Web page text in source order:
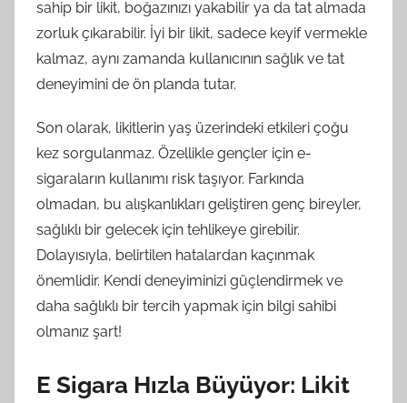
sahip bir likit, boğazınızı yakabilir ya da tat almada
zorluk çıkarabilir. İyi bir likit, sadece keyif vermekle
kalmaz, aynı zamanda kullanıcının sağlık ve tat
deneyimini de ön planda tutar.
Son olarak, likitlerin yaş üzerindeki etkileri çoğu
kez sorgulanmaz. Özellikle gençler için e-
sigaraların kullanımı risk taşıyor. Farkında
olmadan, bu alışkanlıkları geliştiren genç bireyler,
sağlıklı bir gelecek için tehlikeye girebilir.
Dolayısıyla, belirtilen hatalardan kaçınmak
önemlidir. Kendi deneyiminizi güçlendirmek ve
daha sağlıklı bir tercih yapmak için bilgi sahibi
olmanız şart!
E Sigara Hızla Büyüyor: Likit